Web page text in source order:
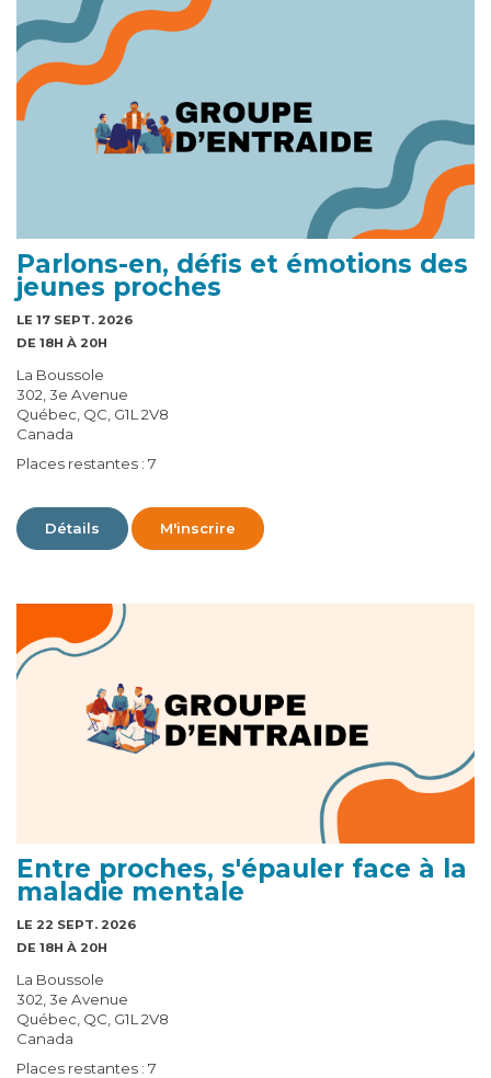
Parlons-en, défis et émotions des
jeunes proches
LE 17 SEPT. 2026
DE 18H À 20H
La Boussole
302, 3e Avenue
Québec, QC, G1L 2V8
Canada
Places restantes : 7
Détails M'inscrire
Entre proches, s'épauler face à la
maladie mentale
LE 22 SEPT. 2026
DE 18H À 20H
La Boussole
302, 3e Avenue
Québec, QC, G1L 2V8
Canada
Places restantes : 7